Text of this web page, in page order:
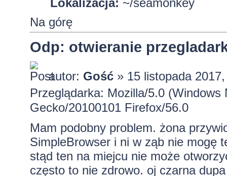
Na górę
Odp: otwieranie
autor: Gość» 15 listopada
Przeglądarka: Mozilla/5.0
Gecko/20100101 Firefox/56.0
Mam podobny problem. żona
SimpleBrowser i ni w ząb nie mogę
stąd ten na miejcu nie może
często to nie zdrowo. oj czarna dupa